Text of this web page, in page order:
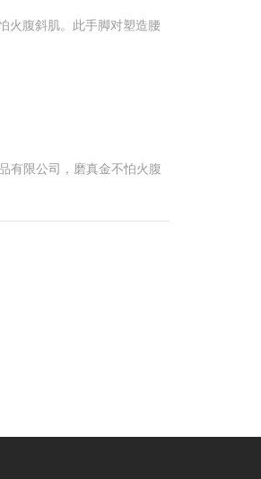
火腹斜肌。此手脚对塑造腰
有限公司，磨真金不怕火腹